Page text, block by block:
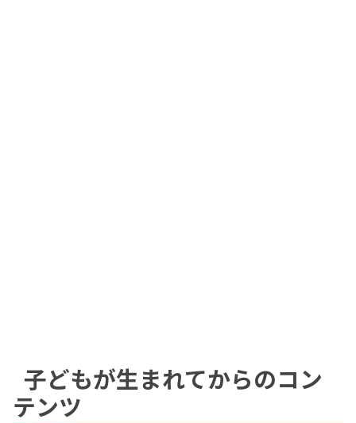
子どもが生まれてからのコン
テンツ